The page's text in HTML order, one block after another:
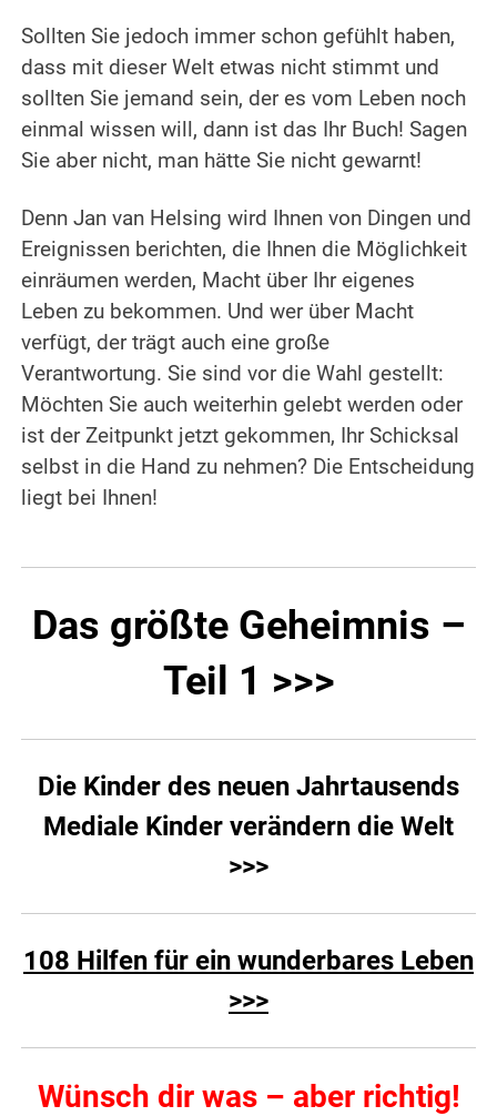
Sollten Sie jedoch immer schon gefühlt haben,
dass mit dieser Welt etwas nicht stimmt und
sollten Sie jemand sein, der es vom Leben noch
einmal wissen will, dann ist das Ihr Buch! Sagen
Sie aber nicht, man hätte Sie nicht gewarnt!
Denn Jan van Helsing wird Ihnen von Dingen und
Ereignissen berichten, die Ihnen die Möglichkeit
einräumen werden, Macht über Ihr eigenes
Leben zu bekommen. Und wer über Macht
verfügt, der trägt auch eine große
Verantwortung. Sie sind vor die Wahl gestellt:
Möchten Sie auch weiterhin gelebt werden oder
ist der Zeitpunkt jetzt gekommen, Ihr Schicksal
selbst in die Hand zu nehmen? Die Entscheidung
liegt bei Ihnen!
Das größte Geheimnis –
Teil 1 >>>
Die Kinder des neuen Jahrtausends
Mediale Kinder verändern die Welt
>>>
108 Hilfen für ein wunderbares Leben
>>>
Wünsch dir was – aber richtig!